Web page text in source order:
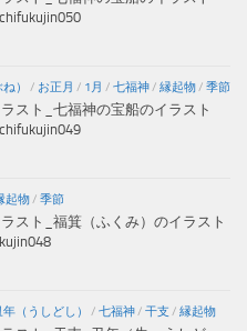
） / お正月 / 1月 / 七福神/ 縁起物/ 季節
スト_七福神の宝船のイラスト
起物/ 季節
スト_福箕（ふくみ）のイラスト
年（うしどし） / 七福神/ 干支 / 縁起物